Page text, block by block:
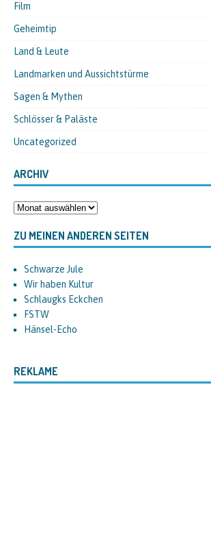
Film
Geheimtip
Land & Leute
Landmarken und Aussichtstürme
Sagen & Mythen
Schlösser & Paläste
Uncategorized
ARCHIV
ZU MEINEN ANDEREN SEITEN
Schwarze Jule
Wir haben Kultur
Schlaugks Eckchen
FSTW
Hänsel-Echo
REKLAME